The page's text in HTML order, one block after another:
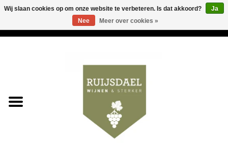
& sterker
Wij slaan cookies op om onze website te verbeteren. Is dat akkoord?
Ja
Nee
Meer over cookies »